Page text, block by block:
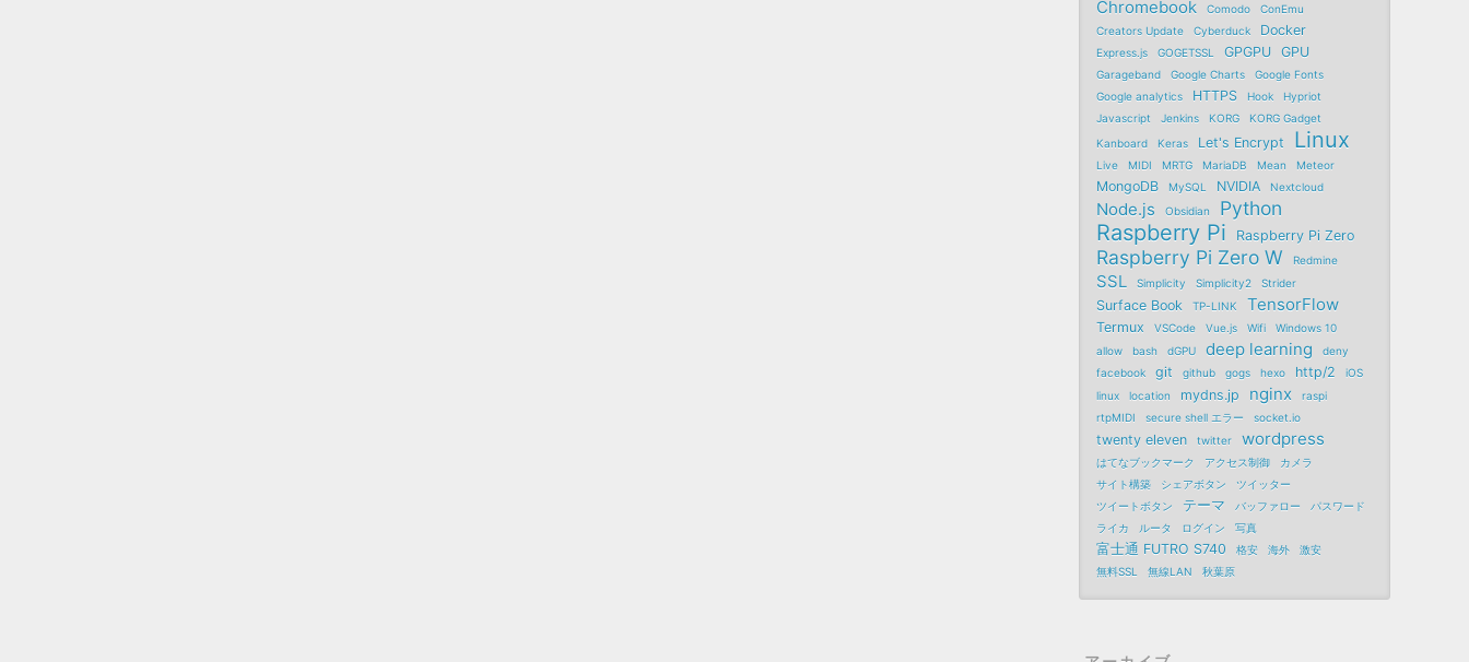
Chromebook Comodo
ConEmu
Creators Update
Cyberduck Docker
Express.js GOGETSSL GPGPU GPU
Garageband Google Charts
Google Fonts
Google analytics
HTTPS Hook
Hypriot
Javascript
Jenkins KORG
KORG Gadget
Kanboard
Keras Let's Encrypt Linux
Live MIDI MRTG MariaDB Mean Meteor
MongoDB MySQL NVIDIA Nextcloud
Node.js Obsidian Python
Raspberry Pi Raspberry Pi Zero
Raspberry Pi Zero W Redmine
SSL Simplicity Simplicity2 Strider
Surface Book TP-LINK TensorFlow
Termux VSCode Vue.js Wifi
Windows 10
allow
bash dGPU deep learning
deny
facebook
git github gogs hexo http/2
iOS
linux
location mydns.jp nginx
raspi
rtpMIDI
secure shell エラー socket.io
twenty eleven twitter wordpress
はてなブックマーク アクセス制御
カメラ
サイト構築
シェアボタン
ツイッター
ツイートボタン
テーマ バッファロー
パスワード
ライカ
ルータ ログイン 写真
富士通 FUTRO S740 格安 海外
激安
無料SSL
無線LAN 秋葉原